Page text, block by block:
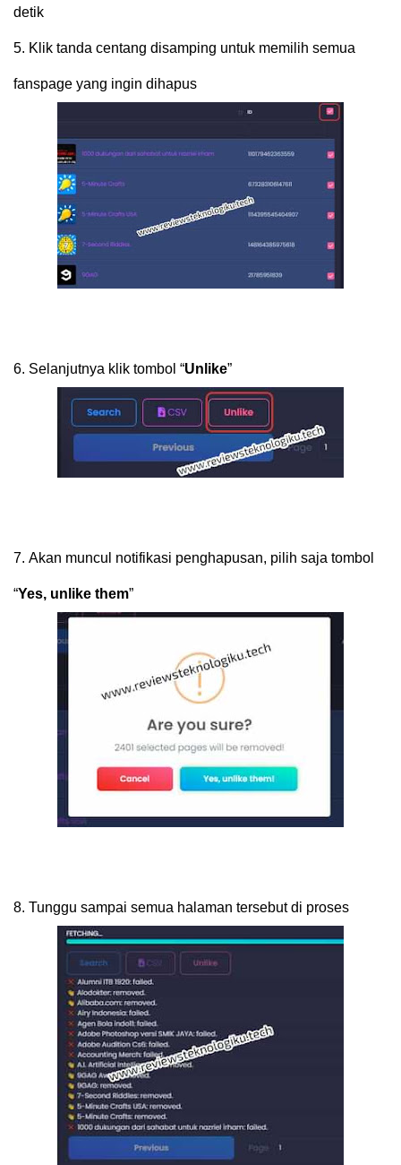
detik
5. Klik tanda centang disamping untuk memilih semua
fanspage yang ingin dihapus
6. Selanjutnya klik tombol “Unlike”
7. Akan muncul notifikasi penghapusan, pilih saja tombol
“Yes, unlike them”
8. Tunggu sampai semua halaman tersebut di proses